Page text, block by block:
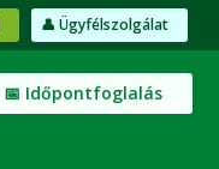
👤 Ügyfélszolgálat
📅 Időpontfoglalás